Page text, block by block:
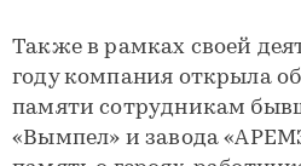
Также в рамках своей
году компания открыла
памяти сотрудникам
«Вымпел» и завода